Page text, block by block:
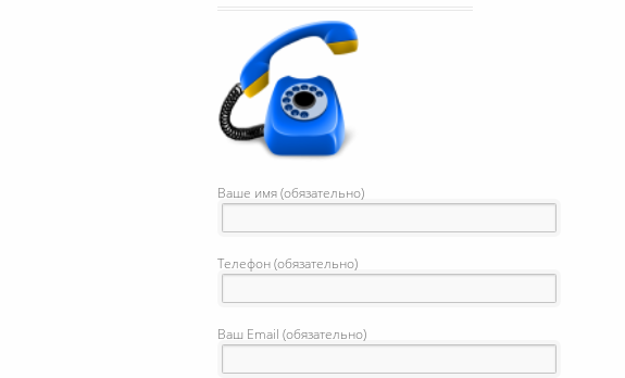
Ваше имя (обязательно)
Телефон (обязательно)
Ваш Email (обязательно)